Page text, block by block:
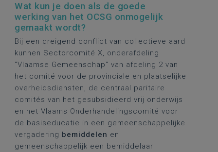
Wat kun je doen als de goede
werking van het OCSG onmogelijk
gemaakt wordt?
Bij een dreigend conflict van collectieve aard
kunnen Sectorcomité X, onderafdeling
"Vlaamse Gemeenschap" van afdeling 2 van
het comité voor de provinciale en plaatselijke
overheidsdiensten, de centraal paritaire
comités van het gesubsidieerd vrij onderwijs
en het Vlaams Onderhandelingscomité voor
de basiseducatie in een gemeenschappelijke
vergadering bemiddelen en
gemeenschappelijk een bemiddelaar